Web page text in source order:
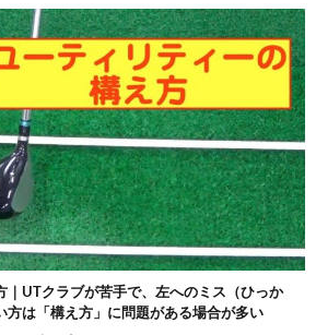
｜UTクラブが苦手で、左へのミス（ひっか
方は「構え方」に問題がある場合が多い